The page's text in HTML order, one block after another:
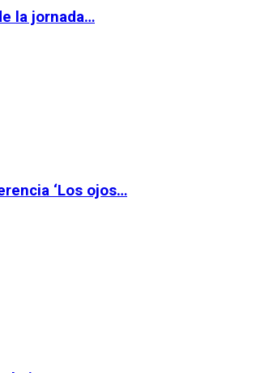
la jornada…
‘Los ojos…